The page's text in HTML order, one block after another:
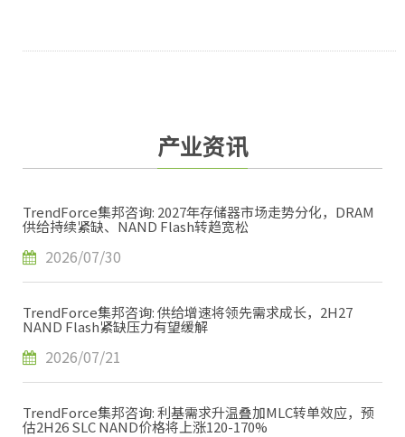
产业资讯
TrendForce集邦咨询: 2027年存储器市场走势分化，DRAM
供给持续紧缺、NAND Flash转趋宽松
2026/07/30
TrendForce集邦咨询: 供给增速将领先需求成长，2H27
NAND Flash紧缺压力有望缓解
2026/07/21
TrendForce集邦咨询: 利基需求升温叠加MLC转单效应，预
估2H26 SLC NAND价格将上涨120-170%